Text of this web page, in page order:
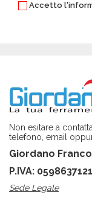
Accetto
Non esitare a
telefono, email
Giordano Franco
P.IVA:
Sede Legale